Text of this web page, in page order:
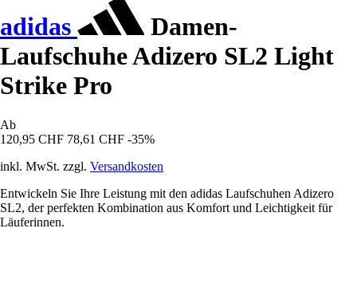
adidas
Damen-
Laufschuhe Adizero SL2 Light
Strike Pro
Ab
120,95 CHF 78,61 CHF -35%
inkl. MwSt. zzgl. Versandkosten
Entwickeln Sie Ihre Leistung mit den adidas Laufschuhen Adizero
SL2, der perfekten Kombination aus Komfort und Leichtigkeit für
Läuferinnen.